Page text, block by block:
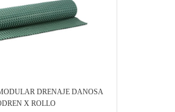
DRENAJE DANOSA
X ROLLO